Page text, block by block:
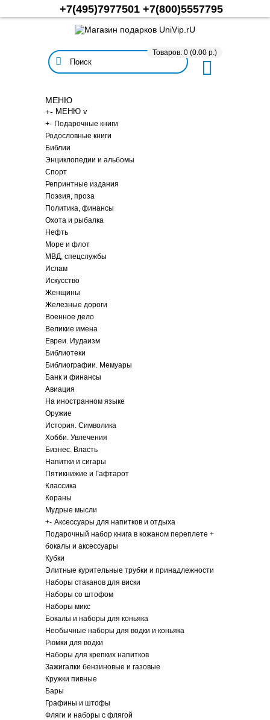
+7(495)7977501 +7(800)5557795
Товаров: 0 (0.00 р.)
МЕНЮ
+- МЕНЮ v
+- Подарочные книги
Родословные книги
Библии
Энциклопедии и альбомы
Спорт
Репринтные издания
Поэзия, проза
Политика, финансы
Охота и рыбалка
Нефть
Море и флот
МВД, спецслужбы
Ислам
Искусство
Женщины
Железные дороги
Военное дело
Великие имена
Евреи. Иудаизм
Библиотеки
Библиографии. Мемуары
Банк и финансы
Авиация
На иностранном языке
Оружие
История. Символика
Хобби. Увлечения
Бизнес. Власть
Напитки и сигары
Пятикнижие и Гафтарот
Классика
Кораны
Мудрые мысли
+- Аксессуары для напитков и отдыха
Подарочный набор книга в кожаном переплете +
бокалы и аксессуары
Кубки
Элитные курительные трубки и принадлежности
Наборы стаканов для виски
Наборы со штофом
Наборы микс
Бокалы и наборы для коньяка
Необычные наборы для водки и коньяка
Рюмки для водки
Наборы для крепких напитков
Зажигалки бензиновые и газовые
Кружки пивные
Бары
Графины и штофы
Фляги и наборы с флягой